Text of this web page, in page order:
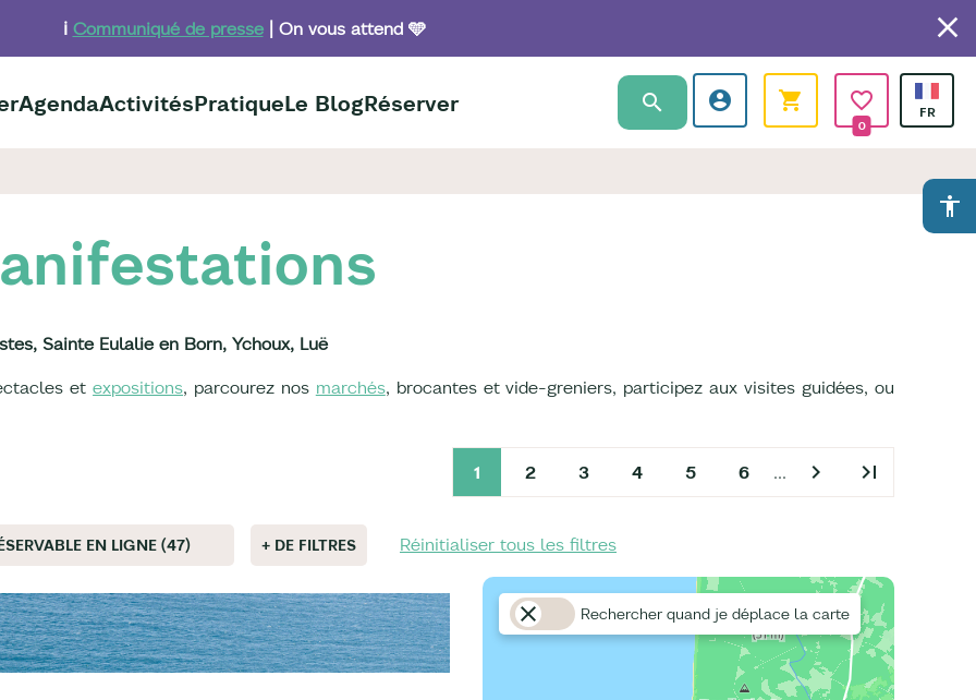
ℹ️ Communiqué de presse| On vous attend 🩵
AgendaActivitésPratiqueLe BlogRéserver
0
accessibility
Sainte Eulalie en Born, Ychoux, Luë
etexpositions, parcourez nos marchés, brocantes et vide-greniers, participez aux visites guidées, ou
1 2 3 4 5 6 … chevron_right last_page
EN LIGNE (47) + DE FILTRES Réinitialiser tous les filtres
Rechercher quand je déplace la carte